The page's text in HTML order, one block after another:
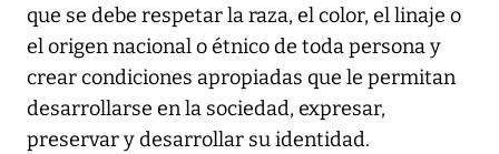
que se debe respetar la raza, el color, el linaje o
el origen nacional o étnico de toda persona y
crear condiciones apropiadas que le permitan
desarrollarse en la sociedad, expresar,
preservar y desarrollar su identidad.